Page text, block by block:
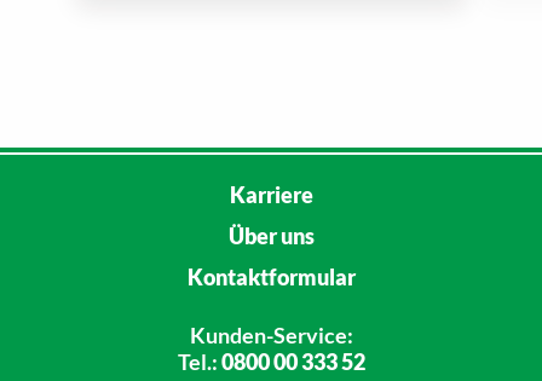
Karriere
Über uns
Kontaktformular
Kunden-Service:
Tel.:0800 00 333 52